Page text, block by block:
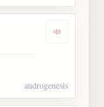
Dengarkan
androgenesis